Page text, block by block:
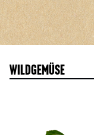
Wildgemüse